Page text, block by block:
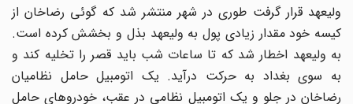
ولیعهد قرار گرفت طوری در شهر منتشر شد که گوئی رضاخان از
کیسه خود مقدار زیادی پول به ولیعهد بذل و بخشش کرده است.
به ولیعهد اخطار شد که تا ساعات شب باید قصر را تخلیه کند و
به سوی بغداد به حرکت درآید. یک اتومبیل حامل نظامیان
رضاخان در جلو و یک اتومبیل نظامی در عقب، خودروهای حامل